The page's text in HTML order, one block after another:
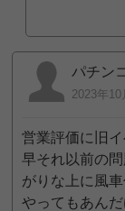
パチン
2023年
営業評価に旧
早それ以前の
がりな上に風
やってもあん